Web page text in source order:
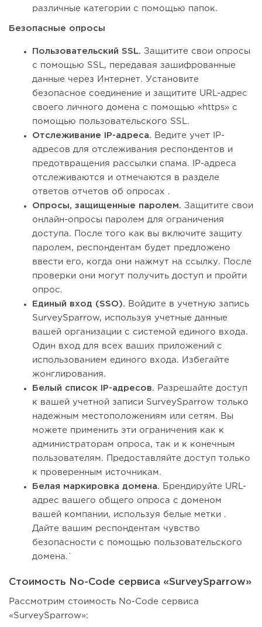
различные категории с помощью папок.
Безопасные опросы
Пользовательский SSL. Защитите свои опросы
с помощью SSL, передавая зашифрованные
данные через Интернет. Установите
безопасное соединение и защитите URL-адрес
своего личного домена с помощью «https» с
помощью пользовательского SSL.
Отслеживание IP-адреса. Ведите учет IP-
адресов для отслеживания респондентов и
предотвращения рассылки спама. IP-адреса
отслеживаются и отмечаются в разделе
ответов отчетов об опросах .
Опросы, защищенные паролем. Защитите свои
онлайн-опросы паролем для ограничения
доступа. После того как вы включите защиту
паролем, респондентам будет предложено
ввести его, когда они нажмут на ссылку. После
проверки они могут получить доступ и пройти
опрос.
Единый вход (SSO). Войдите в учетную запись
SurveySparrow, используя учетные данные
вашей организации с системой единого входа.
Один вход для всех ваших приложений с
использованием единого входа. Избегайте
жонглирования.
Белый список IP-адресов.
Разрешайте доступ
к вашей учетной записи SurveySparrow только
надежным местоположениям или сетям. Вы
можете применить эти ограничения как к
администраторам опроса, так и к конечным
пользователям. Предоставляйте доступ только
к проверенным источникам.
Белая маркировка домена.
Брендируйте URL-
адрес вашего общего опроса с доменом
вашей компании, используя белые метки .
Дайте вашим респондентам чувство
безопасности с помощью пользовательского
домена.`
Стоимость No-Code сервиса «SurveySparrow»
Рассмотрим стоимость No-Code сервиса
«SurveySparrow»: